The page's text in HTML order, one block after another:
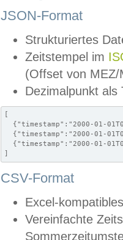
JSON-Format
Strukturiertes
Zeitstempel im
(Offset von MEZ/
Dezimalpunkt als
[
{"timestamp":"2000-01-
{"timestamp":"2000-01-
{"timestamp":"2000-01-
]
CSV-Format
Excel-
Vereinfachte